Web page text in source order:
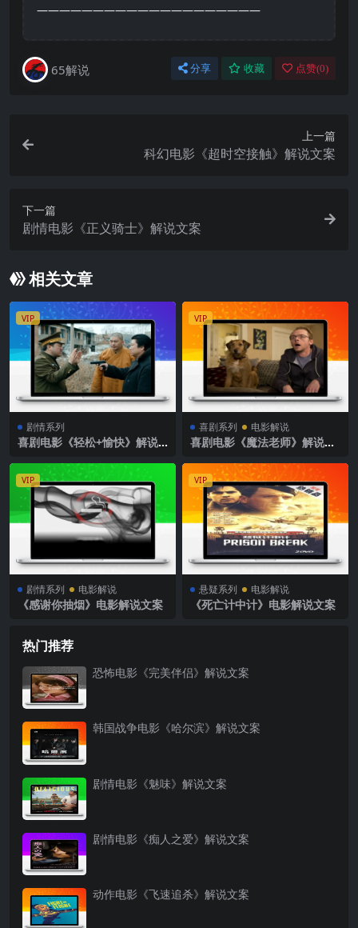
————————————————————
65解说 分享 收藏 点赞(0)
上一篇
科幻电影《超时空接触》解说文案
下一篇
剧情电影《正义骑士》解说文案
相关文章
VIP
剧情系列
喜剧电影《轻松+愉快》解说
VIP
喜剧系列 电影解说
喜剧电影《魔法老师》解说文
VIP
剧情系列 电影解说
《感谢你抽烟》电影解说文案
VIP
悬疑系列 电影解说
《死亡计中计》电影解说文案
热门推荐
恐怖电影《完美伴侣》解说文案
韩国战争电影《哈尔滨》解说文案
剧情电影《魅味》解说文案
剧情电影《痴人之爱》解说文案
动作电影《飞速追杀》解说文案